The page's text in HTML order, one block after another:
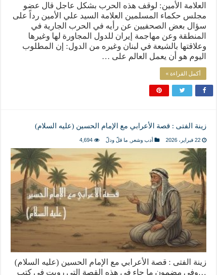
العلامة الأمين: لوقف هذه الحرب بشكل عاجل قال عضو
مجلس حكماء المسلمين العلامة السيد علي الأمين رداً على
سؤال بعض الصحفيين عن رأيه في الحرب الجارية في
المنطقة وعن مهاجمة إيران للدول المجاورة لها وغيرها
وعلاقتها بالشيعة في لبنان وغيره من الدول: إن المطلوب
اليوم هو أن يعمل العالم على …
أكمل القراءة »
زينة الفتى : قصة الأعرابي مع الإمام الحسين (عليه السلام)
22 فبراير، 2026 أدب وشعر ما قلّ ودلّ 4,694
زينة الفتى : قصة الأعرابي مع الإمام الحسين (عليه السلام)
…وفي مضمون ما جاء في هذه القصة التي رويت في كتب